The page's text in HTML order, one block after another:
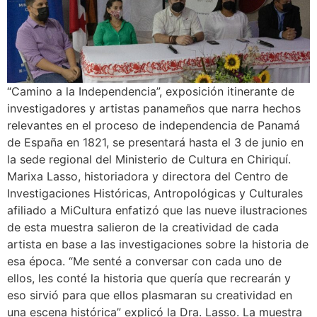
“Camino a la Independencia”, exposición itinerante de
investigadores y artistas panameños que narra hechos
relevantes en el proceso de independencia de Panamá
de España en 1821, se presentará hasta el 3 de junio en
la sede regional del Ministerio de Cultura en Chiriquí.
Marixa Lasso, historiadora y directora del Centro de
Investigaciones Históricas, Antropológicas y Culturales
afiliado a MiCultura enfatizó que las nueve ilustraciones
de esta muestra salieron de la creatividad de cada
artista en base a las investigaciones sobre la historia de
esa época. “Me senté a conversar con cada uno de
ellos, les conté la historia que quería que recrearán y
eso sirvió para que ellos plasmaran su creatividad en
una escena histórica” explicó la Dra. Lasso. La muestra